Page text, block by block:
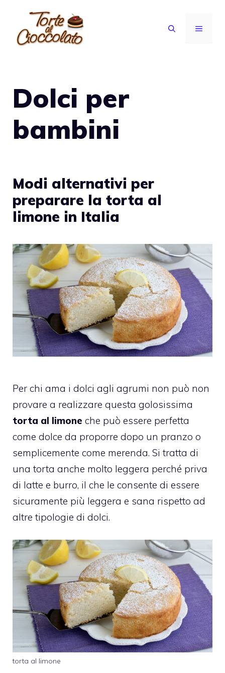
contenuto
MENU
Dolci per
bambini
Modi alternativi per
preparare la torta al
limone in Italia
Per chi ama i dolci agli agrumi non può non
provare a realizzare questa golosissima
torta al limone che può essere perfetta
come dolce da proporre dopo un pranzo o
semplicemente come merenda. Si tratta di
una torta anche molto leggera perché priva
di latte e burro, il che le consente di essere
sicuramente più leggera e sana rispetto ad
altre tipologie di dolci.
torta al limone